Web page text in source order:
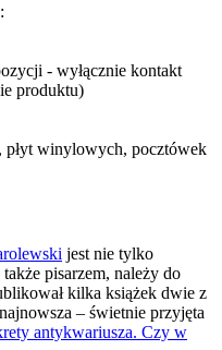
- wyłącznie kontakt
produktu)
płyt winylowych, pocztówek
jest nie tylko
pisarzem, należy do
kilka książek dwie z
– świetnie przyjęta
antykwariusza. Czy w